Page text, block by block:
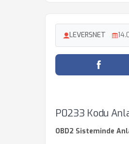
LEVERSNET
P0233 Kodu
OBD2 Sisteminde